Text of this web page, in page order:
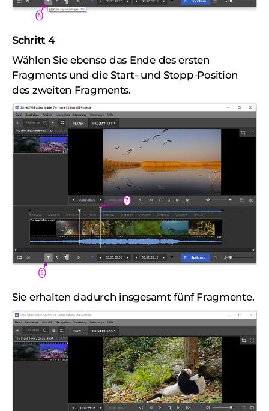
Schritt 4
Wählen Sie ebenso das Ende des ersten
Fragments und die Start- und Stopp-Position
des zweiten Fragments.
Sie erhalten dadurch insgesamt fünf Fragmente.